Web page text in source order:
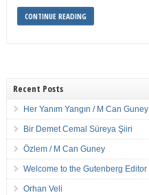
CONTINUE READING
Recent Posts
Her Yanım Yangın / M Can Guney
Bir Demet Cemal Süreya Şiiri
Özlem / M Can Guney
Welcome to the Gutenberg Editor
Orhan Veli